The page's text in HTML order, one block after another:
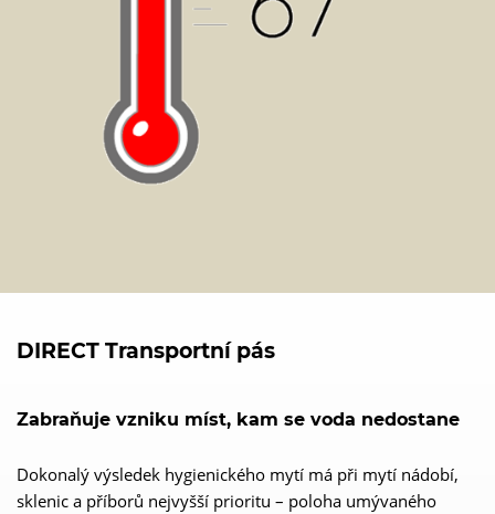
DIRECT Transportní pás
Zabraňuje vzniku míst, kam se voda nedostane
Dokonalý výsledek hygienického mytí má při mytí nádobí,
sklenic a příborů nejvyšší prioritu – poloha umývaného